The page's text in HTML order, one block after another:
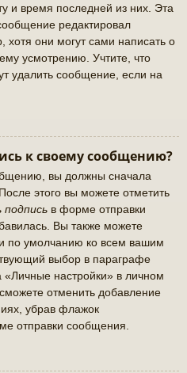
и время последней из них. Эта
редактировал
хотя они могут сами написать о
усмотрению. Учтите, что
удалить сообщение, если на
к своему сообщению?
вы должны сначала
этого вы можете отметить
в форме отправки
Вы также можете
по умолчанию ко всем вашим
выбор в параграфе
настройки» в личном
отменить добавление
убрав флажок
отправки сообщения.